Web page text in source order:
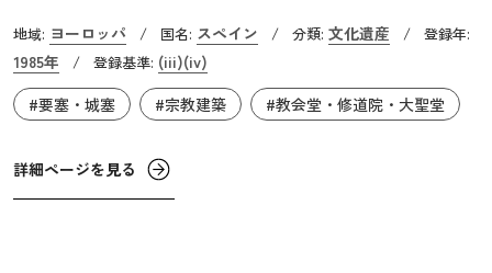
ました。9年の歳月を費やして完成した城壁は、高さ12m×
全長2.5kmの規模を誇り、半円形の88の塔に9つの門を備え
て、堅牢な姿でそびえ立っています。
地域: ヨーロッパ / 国名: スペイン / 分類: 文化遺産 / 登録年:
1985年 / 登録基準: (iii)(iv)
#要塞・城塞
#宗教建築 #教会堂・修道院・大聖堂
詳細ページを見る